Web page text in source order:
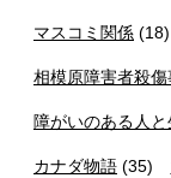
マスコミ関係 (18)
相模原障害者殺
障がいのある人
カナダ物語 (35)